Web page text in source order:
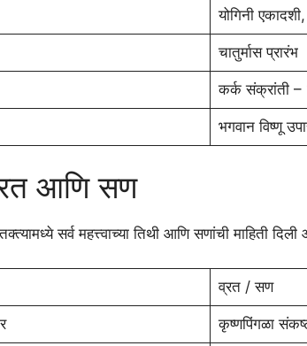
योगिनी
चातुर्मास प्रारंभ
कर्क संक्रांती
भगवान विष्णू
आणि सण
सर्व महत्त्वाच्या तिथी आणि सणांची माहिती दिली
व्रत / सण
कृष्णपिंगळा